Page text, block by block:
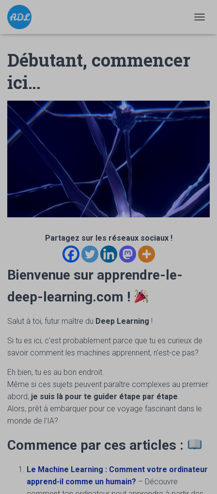
É
N
A
O
N
Débutant, commencer
ici…
Partagez sur les réseaux sociaux !
Bienvenue sur apprendre-le-
deep-learning.com !
Salut à toi, futur maître du Deep Learning !
Si tu es ici, c’est probablement parce que tu es curieux de
savoir comment les machines apprennent, n’est-ce pas?
Eh bien, tu es au bon endroit.
Même si ces sujets peuvent paraître complexes au premier
abord, je suis là pour te guider étape par étape.
Alors, prêt à embarquer pour ce voyage fascinant dans le
monde de l’IA?
Commence par ces articles :
Le Machine Learning : Comment votre ordinateur
apprend-il comme un humain? – Découvre